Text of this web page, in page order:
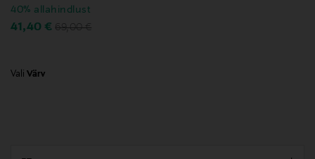
40% allahindlust
Discounted Price
41,40 € Original Price
69,00 €
Vali Värv